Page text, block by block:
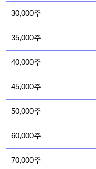
30,000주
35,000주
40,000주
45,000주
50,000주
60,000주
70,000주